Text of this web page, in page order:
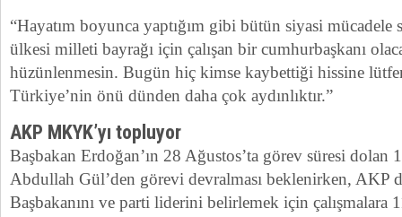
“Hayatım boyunca yaptığım gibi bütün siyasi mücadele
ülkesi milleti bayrağı için çalışan bir cumhurbaşkanı
hüzünlenmesin. Bugün hiç kimse kaybettiği hissine
Türkiye’nin önü dünden daha çok aydınlıktır.”
AKP MKYK’yı topluyor
Başbakan Erdoğan’ın 28 Ağustos’ta görev süresi dolan
Abdullah Gül’den görevi devralması beklenirken, AKP
Başbakanını ve parti liderini belirlemek için çalışmalara